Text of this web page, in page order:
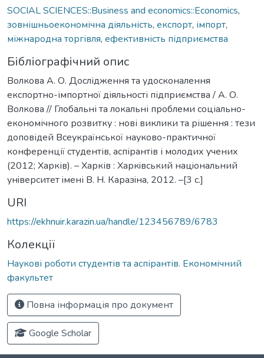
SOCIAL SCIENCES::Business and economics::Economics,
зовнішньоекономічна діяльність, експорт, імпорт,
міжнародна торгівля, ефективність підприємства
Бібліографічний опис
Волкова А. О. Дослідження та удосконалення
експортно-імпортної діяльності підприємства / А. О.
Волкова // Глобальні та локальні проблеми соціально-
економічного розвитку : нові виклики та рішення : тези
доповідей Всеукраїнської науково-практичної
конференції студентів, аспірантів і молодих учених
(2012; Харків). – Харків : Харкiвський нацiональний
унiверситет iмені В. Н. Каразiна, 2012. –[3 c.]
URI
https://ekhnuir.karazin.ua/handle/123456789/6783
Колекції
Наукові роботи студентів та аспірантів. Економічний
факультет
Повна інформація про документ
Google Scholar